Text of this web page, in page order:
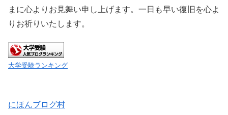
まに心よりお見舞い申し上げます。一日も早い復旧を心よ
りお祈りいたします。
大学受験ランキング
にほんブログ村